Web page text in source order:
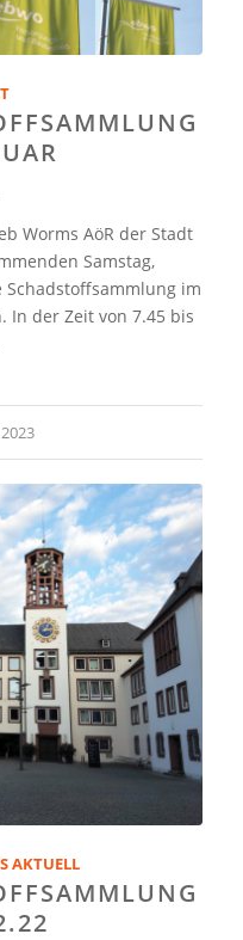
Worms AöR der Stadt
Samstag,
im
In der Zeit von 7.45 bis
AKTUELL